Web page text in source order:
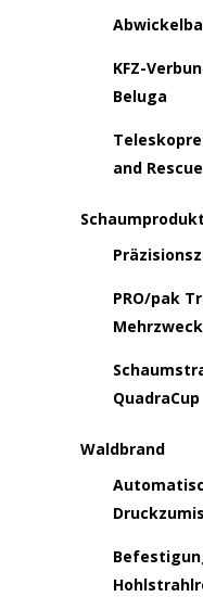
KFZ-
Beluga
and Rescue
PRO/pak
QuadraCup
Waldbrand